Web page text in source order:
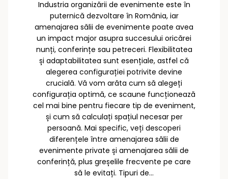
Industria organizării de evenimente este în
puternică dezvoltare în România, iar
amenajarea sălii de evenimente poate avea
un impact major asupra succesului oricărei
nunți, conferințe sau petreceri. Flexibilitatea
și adaptabilitatea sunt esențiale, astfel că
alegerea configurației potrivite devine
crucială. Vă vom arăta cum să alegeți
configurația optimă, ce scaune funcționează
cel mai bine pentru fiecare tip de eveniment,
și cum să calculați spațiul necesar per
persoană. Mai specific, veți descoperi
diferențele între amenajarea sălii de
evenimente private și amenajarea sălii de
conferință, plus greșelile frecvente pe care
să le evitați. Tipuri de...